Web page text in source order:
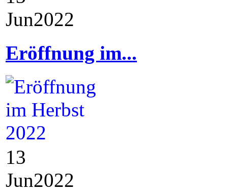
Jun2022
Eröffnung im...
13
Jun2022